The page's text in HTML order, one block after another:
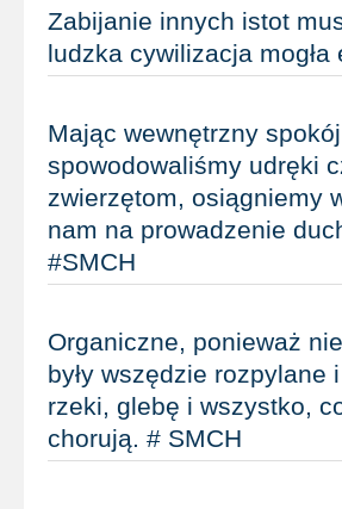
Zabijanie innych istot
ludzka cywilizacja
Mając wewnętrzny
spowodowaliśmy udręki
zwierzętom, osiągniemy
nam na prowadzenie
#SMCH
Organiczne, ponieważ
były wszędzie rozpylane
rzeki, glebę i wszystko,
chorują. # SMCH